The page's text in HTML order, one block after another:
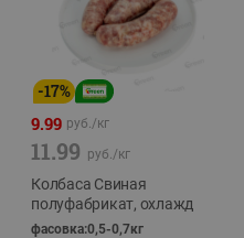
-17%
9.99 руб./кг
11.99 руб./кг
Колбаса Свиная
полуфабрикат, охлажд
фасовка:0,5-0,7кг